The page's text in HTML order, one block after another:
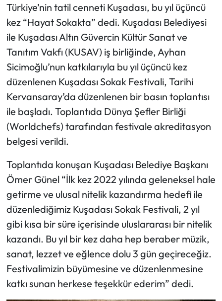
Türkiye’nin tatil cenneti Kuşadası, bu yıl üçüncü
kez “Hayat Sokakta” dedi. Kuşadası Belediyesi
ile Kuşadası Altın Güvercin Kültür Sanat ve
Tanıtım Vakfı (KUSAV) iş birliğinde, Ayhan
Sicimoğlu’nun katkılarıyla bu yıl üçüncü kez
düzenlenen Kuşadası Sokak Festivali, Tarihi
Kervansaray’da düzenlenen bir basın toplantısı
ile başladı. Toplantıda Dünya Şefler Birliği
(Worldchefs) tarafından festivale akreditasyon
belgesi verildi.
Toplantıda konuşan Kuşadası Belediye Başkanı
Ömer Günel “İlk kez 2022 yılında geleneksel hale
getirme ve ulusal nitelik kazandırma hedefi ile
düzenlediğimiz Kuşadası Sokak Festivali, 2 yıl
gibi kısa bir süre içerisinde uluslararası bir nitelik
kazandı. Bu yıl bir kez daha hep beraber müzik,
sanat, lezzet ve eğlence dolu 3 gün geçireceğiz.
Festivalimizin büyümesine ve düzenlenmesine
katkı sunan herkese teşekkür ederim” dedi.